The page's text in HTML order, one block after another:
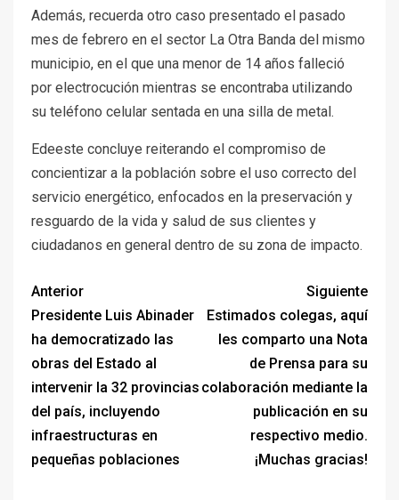
Además, recuerda otro caso presentado el pasado
mes de febrero en el sector La Otra Banda del mismo
municipio, en el que una menor de 14 años falleció
por electrocución mientras se encontraba utilizando
su teléfono celular sentada en una silla de metal.
Edeeste concluye reiterando el compromiso de
concientizar a la población sobre el uso correcto del
servicio energético, enfocados en la preservación y
resguardo de la vida y salud de sus clientes y
ciudadanos en general dentro de su zona de impacto.
Anterior
Presidente Luis Abinader
ha democratizado las
obras del Estado al
intervenir la 32 provincias
del país, incluyendo
infraestructuras en
pequeñas poblaciones
Siguiente
Estimados colegas, aquí
les comparto una Nota
de Prensa para su
colaboración mediante la
publicación en su
respectivo medio.
¡Muchas gracias!